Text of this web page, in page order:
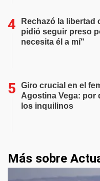
Rechazó la libertad
pidió seguir preso
necesita él a mí"
Giro crucial en el
Agostina Vega: por
los inquilinos
Más sobre